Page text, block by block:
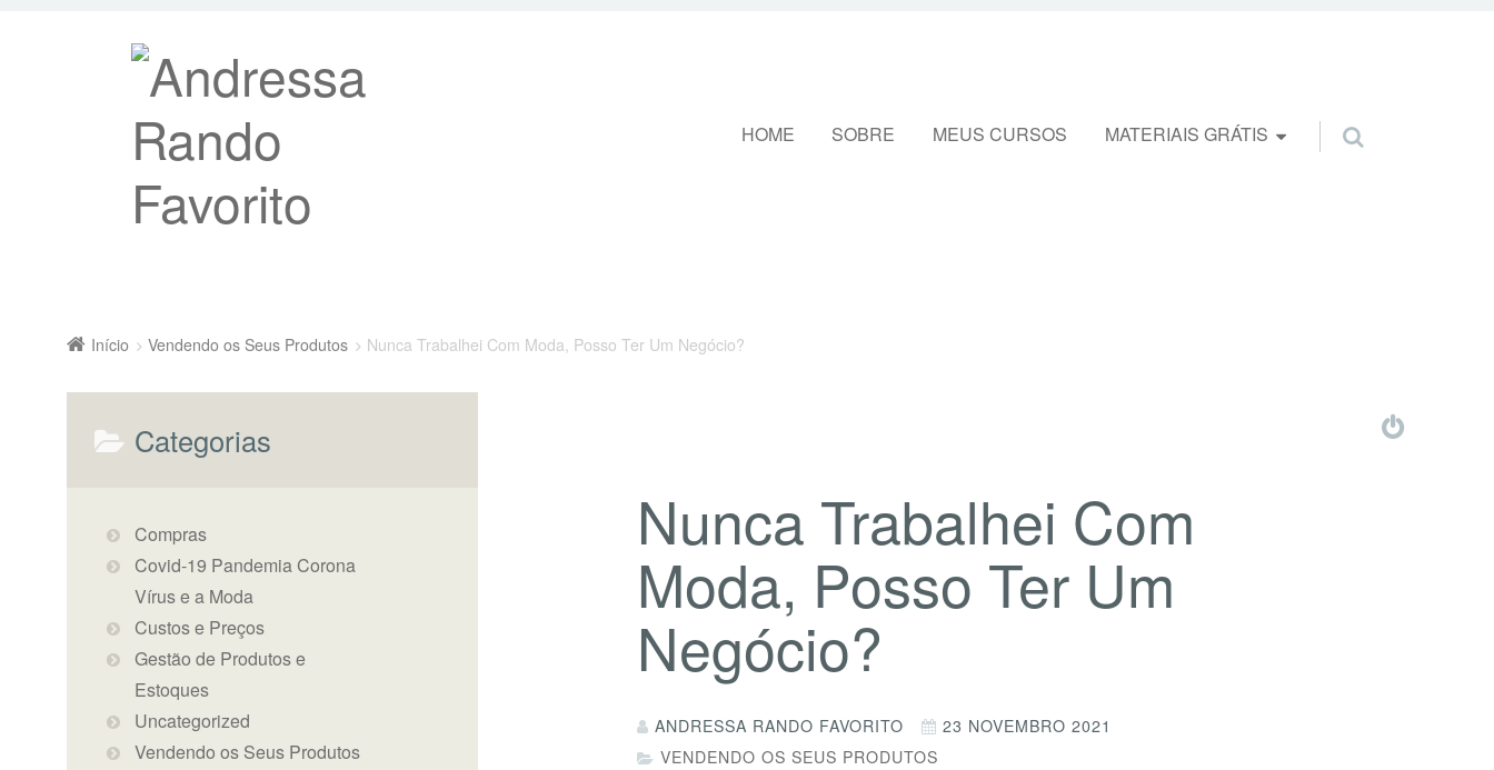
Pular para o conteúdo
HOME SOBRE MEUS CURSOS MATERIAIS GRÁTIS
Início Vendendo os Seus Produtos Nunca Trabalhei Com Moda, Posso Ter Um Negócio?
Nunca Trabalhei Com
Moda, Posso Ter Um
Negócio?
ANDRESSA RANDO FAVORITO
23 NOVEMBRO 2021
VENDENDO OS SEUS PRODUTOS
Categorias
Compras
Covid-19 Pandemia Corona
Vírus e a Moda
Custos e Preços
Gestão de Produtos e
Estoques
Uncategorized
Vendendo os Seus Produtos